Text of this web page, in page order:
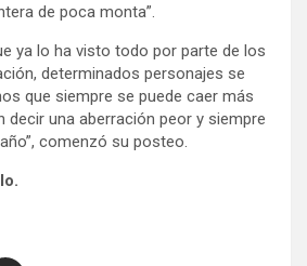
de poca monta”.
ya lo ha visto todo por parte de los
determinados personajes se
que siempre se puede caer más
decir una aberración peor y siempre
comenzó su posteo.